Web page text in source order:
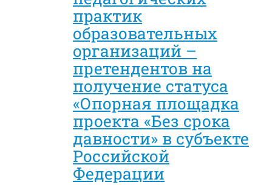
практик
образовательных
организаций ­–
претендентов на
получение статуса
«Опорная площадка
проекта «Без срока
давности» в субъекте
Российской
Федерации